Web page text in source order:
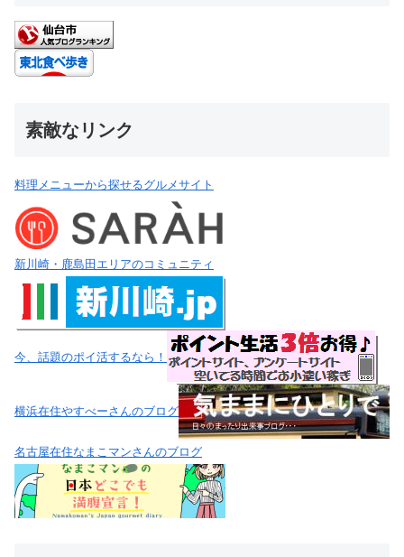
横浜在住やすべーさんのブログ
カテゴリー
最近の投稿
【仙台 牛たん】あの人気店がエスパル地下にオープン！
厚切り牛たんが絶品｜牛たん炭焼 利久 仙台駅本店
【浜松町 居酒屋】上品な鶏料理とおでんをリーズナブル
に満喫｜かしわ